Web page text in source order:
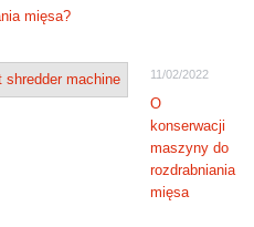
mięsa?
11/02/2022
O
konserwacji
maszyny do
rozdrabniania
mięsa